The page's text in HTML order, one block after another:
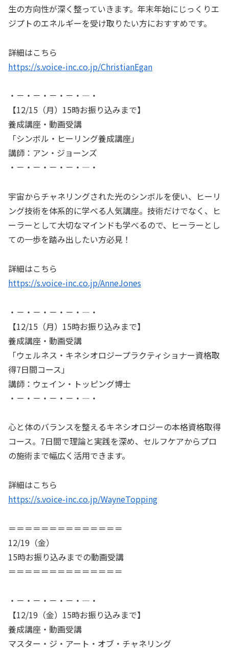
生の方向性が深く整っていきます。年末年始にじっくりエ
ジプトのエネルギーを受け取りたい方におすすめです。
詳細はこちら
https://s.voice-inc.co.jp/ChristianEgan
・－・－・－・－・―・
【12/15（月）15時お振り込みまで】
養成講座・動画受講
「シンボル・ヒーリング養成講座」
講師：アン・ジョーンズ
・－・－・－・－・―・
宇宙からチャネリングされた光のシンボルを使い、ヒーリ
ング技術を体系的に学べる人気講座。技術だけでなく、ヒ
ーラーとして大切なマインドも学べるので、ヒーラーとし
ての一歩を踏み出したい方必見！
詳細はこちら
https://s.voice-inc.co.jp/AnneJones
・－・－・－・－・―・
【12/15（月）15時お振り込みまで】
養成講座・動画受講
「ウェルネス・キネシオロジープラクティショナー資格取
得7日間コース」
講師：ウェイン・トッピング博士
・－・－・－・－・―・
心と体のバランスを整えるキネシオロジーの本格資格取得
コース。7日間で理論と実践を深め、セルフケアからプロ
の施術まで幅広く活用できます。
詳細はこちら
https://s.voice-inc.co.jp/WayneTopping
＝＝＝＝＝＝＝＝＝＝＝＝＝＝
12/19（金）
15時お振り込みまでの動画受講
＝＝＝＝＝＝＝＝＝＝＝＝＝＝
・－・－・－・－・―・
【12/19（金）15時お振り込みまで】
養成講座・動画受講
マスター・ジ・アート・オブ・チャネリング